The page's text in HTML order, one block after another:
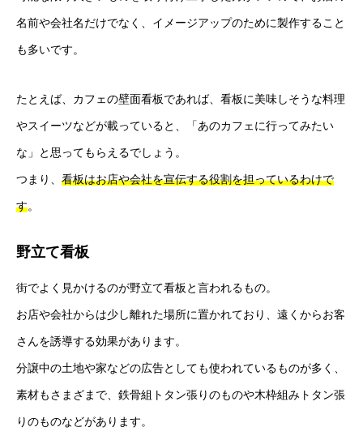
名前や会社名だけでなく、イメージアップのために製作すること
も多いです。
たとえば、カフェの壁面看板であれば、看板に美味しそうな料理
やスイーツなどが載っていると、「あのカフェに行ってみたい
な」と思ってもらえるでしょう。
つまり、 看板はお店や会社を宣伝する役割を担っているわけで
す。
野立て看板
街でよく見かけるのが野立て看板と言われるもの。
お店や会社からは少し離れた場所に置かれており、遠くからお客
さんを誘導する効果があります。
分譲中の土地や家などの広告としても使われているものが多く、
素材もさまざまで、鉄骨組トタン張りのものや木枠組みトタン張
りのものなどがあります。